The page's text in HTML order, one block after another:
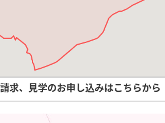
求、見学のお申し込みはこちらから